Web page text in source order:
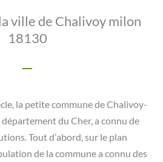
ville de Chalivoy milon
18130
la petite commune de Chalivoy-
du Cher, a connu de
Tout d’abord, sur le plan
de la commune a connu des